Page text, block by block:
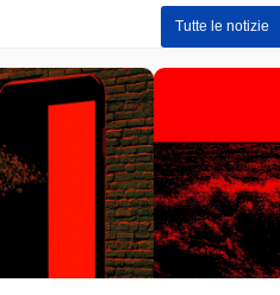
Tutte le notizie